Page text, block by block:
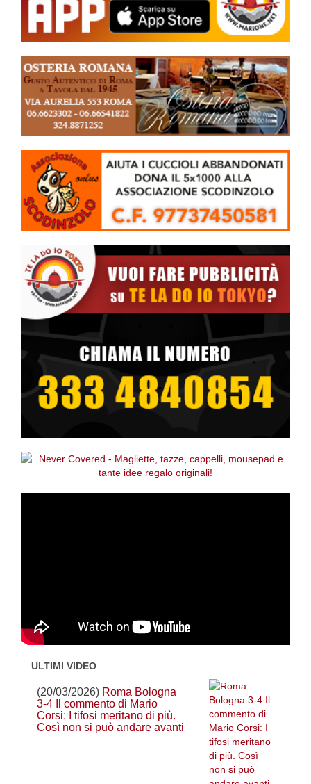
ULTIMI VIDEO
(20/03/2026) Roma Bologna
3-4 Il commento di Mario
Corsi: I tifosi meritano di più.
Così non si può andare avanti